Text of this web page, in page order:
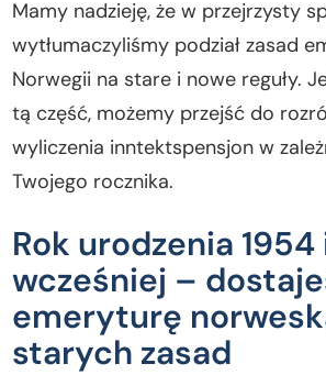
Mamy nadzieję, że w przejrzysty
wytłumaczyliśmy podział zasad
Norwegii na stare i nowe reguły.
tą część, możemy przejść do
wyliczenia inntektspensjon w
Twojego rocznika.
Rok urodzenia 1954
wcześniej –
emeryturę
starych zasad